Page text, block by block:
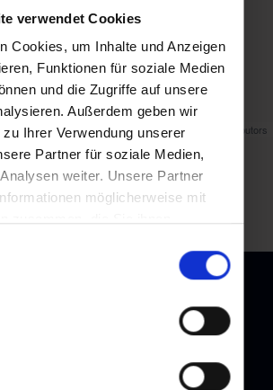
verwendet Cookies
Cookies, um Inhalte und Anzeigen
Funktionen für soziale Medien
und die Zugriffe auf unsere
Außerdem geben wir
Ihrer Verwendung unserer
Partner für soziale Medien,
weiter. Unsere Partner
möglicherweise mit
gesammelt haben.
Map data ©OpenStreetMap contributors
Übersicht
unserem Newsletter an, und bleiben Sie